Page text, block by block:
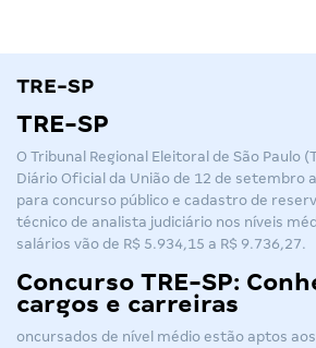
TRE-SP
TRE-SP
O Tribunal Regional Eleitoral de São Paulo
Diário Oficial da União de 12 de setembro
para concurso público e cadastro de
técnico de analista judiciário nos níveis
salários vão de R$ 5.934,15 a R$ 9.736,27.
Concurso TRE-SP:
cargos e carreiras
oncursados de nível médio estão aptos